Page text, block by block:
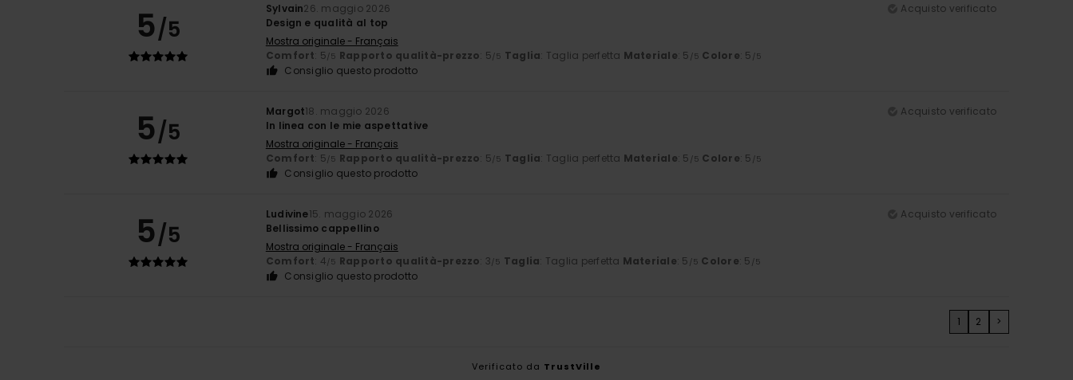
5/5
Sylvain26. maggio 2026
Acquisto verificato
Design e qualità al top
Mostra originale - Français
Comfort: 5/5 Rapporto qualità-prezzo: 5/5 Taglia: Taglia perfetta Materiale: 5 /5 Colore: 5 /5
Consiglio questo prodotto
5/5
Margot18. maggio 2026
Acquisto verificato
In linea con le mie aspettative
Mostra originale - Français
Comfort: 5/5 Rapporto qualità-prezzo: 5/5 Taglia: Taglia perfetta Materiale: 5 /5 Colore: 5 /5
Consiglio questo prodotto
5/5
Ludivine15. maggio 2026
Acquisto verificato
Bellissimo cappellino
Mostra originale - Français
Comfort: 4/5 Rapporto qualità-prezzo: 3/5 Taglia: Taglia perfetta Materiale: 5 /5 Colore: 5 /5
Consiglio questo prodotto
1 2 >
Verificato da TrustVille